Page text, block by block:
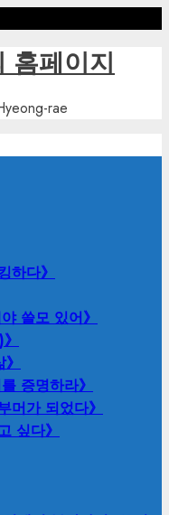
홈페이지
rae
하다》
쓸모 있어》
증명하라》
머가 되었다》
싶다》